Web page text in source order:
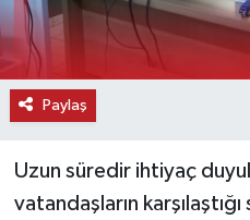
Paylaş
Uzun süredir ihtiyaç
vatandaşların
SPOR
TEKNOLOJİ
YAŞAM